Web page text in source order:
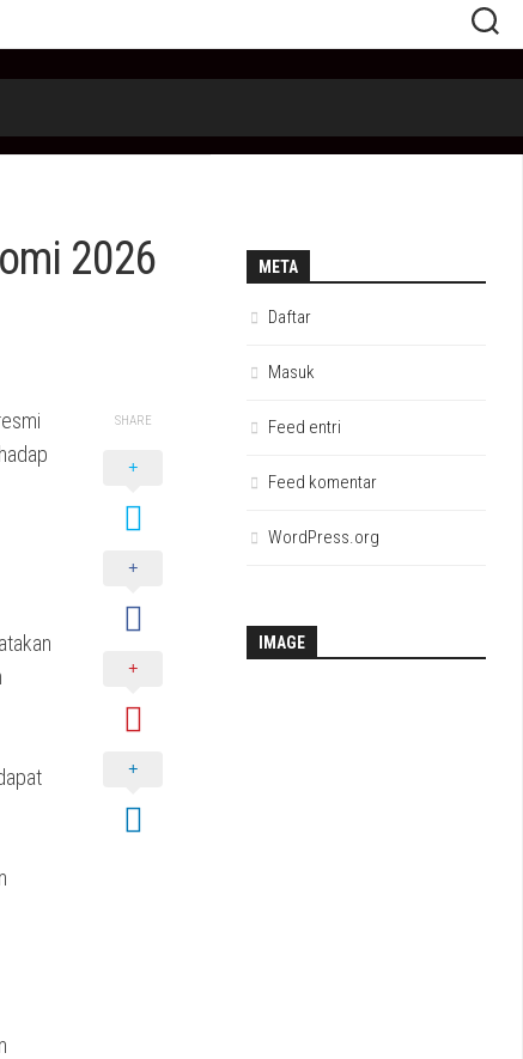
2026
SHARE
META
Daftar
Masuk
Feed entri
Feed komentar
WordPress.org
IMAGE